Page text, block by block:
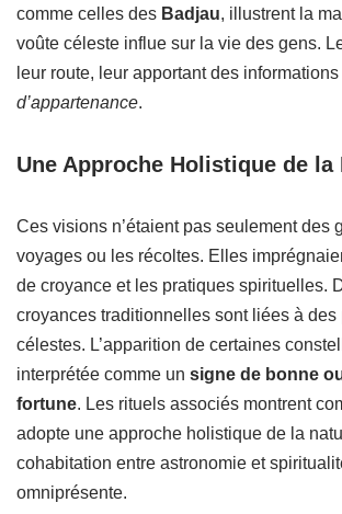
comme celles des Badjau, illustrent la
voûte céleste influe sur la vie des gens.
leur route, leur apportant des informations
d’appartenance.
Une Approche Holistique de la
Ces visions n’étaient pas seulement des
voyages ou les récoltes. Elles
de croyance et les pratiques spirituelles.
croyances traditionnelles sont liées à des
célestes. L’apparition de certaines
interprétée comme un signe de bonne
fortune. Les rituels associés montrent
adopte une approche holistique de la
cohabitation entre astronomie et
omniprésente.